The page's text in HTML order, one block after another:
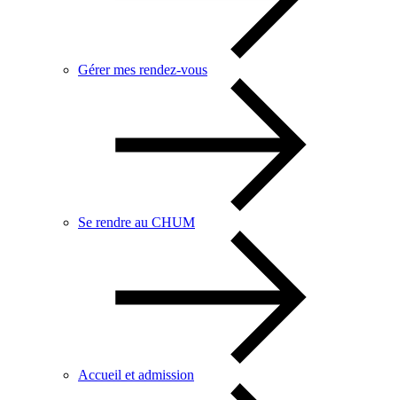
Gérer mes rendez-vous
Se rendre au CHUM
Accueil et admission